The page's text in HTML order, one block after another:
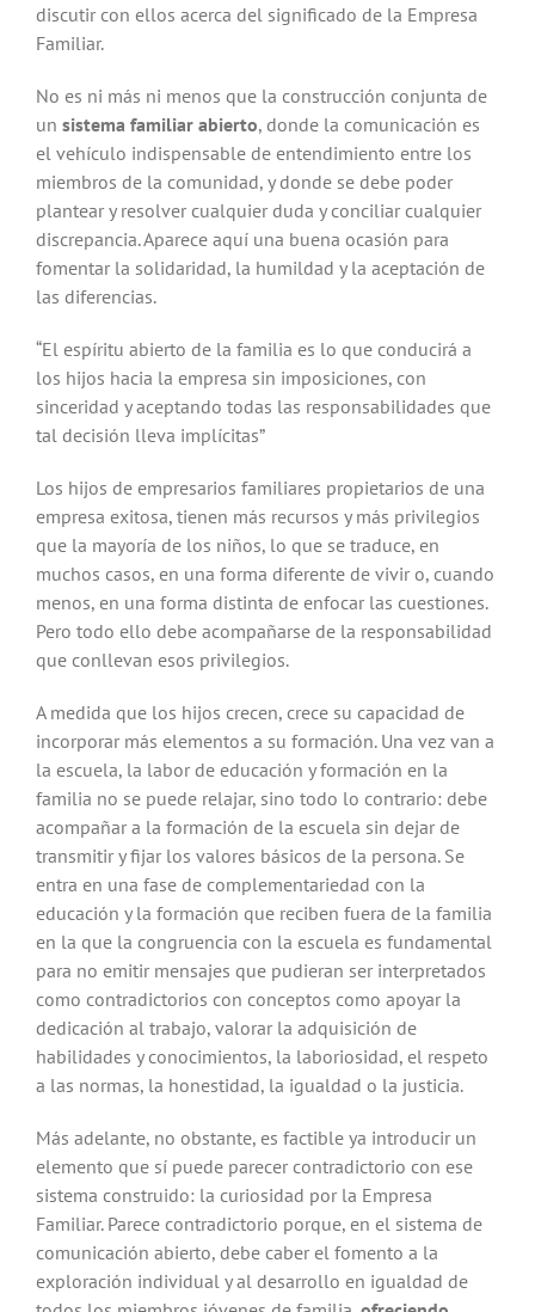
discutir con ellos acerca del significado de la Empresa
Familiar.
No es ni más ni menos que la construcción conjunta de
un sistema familiar abierto, donde la comunicación es
el vehículo indispensable de entendimiento entre los
miembros de la comunidad, y donde se debe poder
plantear y resolver cualquier duda y conciliar cualquier
discrepancia. Aparece aquí una buena ocasión para
fomentar la solidaridad, la humildad y la aceptación de
las diferencias.
“El espíritu abierto de la familia es lo que conducirá a
los hijos hacia la empresa sin imposiciones, con
sinceridad y aceptando todas las responsabilidades que
tal decisión lleva implícitas”
Los hijos de empresarios familiares propietarios de una
empresa exitosa, tienen más recursos y más privilegios
que la mayoría de los niños, lo que se traduce, en
muchos casos, en una forma diferente de vivir o, cuando
menos, en una forma distinta de enfocar las cuestiones.
Pero todo ello debe acompañarse de la responsabilidad
que conllevan esos privilegios.
A medida que los hijos crecen, crece su capacidad de
incorporar más elementos a su formación. Una vez van a
la escuela, la labor de educación y formación en la
familia no se puede relajar, sino todo lo contrario: debe
acompañar a la formación de la escuela sin dejar de
transmitir y fijar los valores básicos de la persona. Se
entra en una fase de complementariedad con la
educación y la formación que reciben fuera de la familia
en la que la congruencia con la escuela es fundamental
para no emitir mensajes que pudieran ser interpretados
como contradictorios con conceptos como apoyar la
dedicación al trabajo, valorar la adquisición de
habilidades y conocimientos, la laboriosidad, el respeto
a las normas, la honestidad, la igualdad o la justicia.
Más adelante, no obstante, es factible ya introducir un
elemento que sí puede parecer contradictorio con ese
sistema construido: la curiosidad por la Empresa
Familiar. Parece contradictorio porque, en el sistema de
comunicación abierto, debe caber el fomento a la
exploración individual y al desarrollo en igualdad de